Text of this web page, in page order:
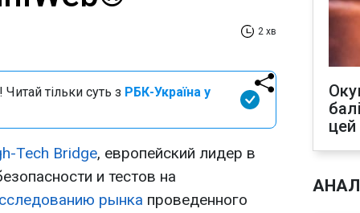
2 хв
тільки суть з РБК-Україна у
Tech Bridge, европейский лидер в
и тестов на
рынка проведенного